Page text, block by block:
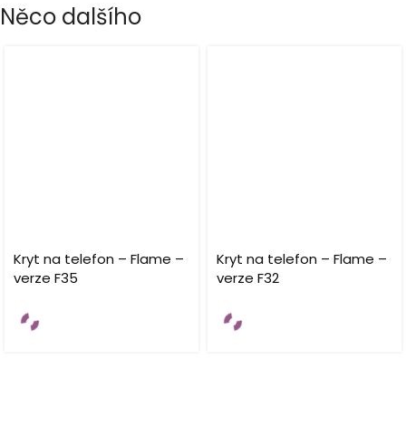
Něco dalšího
Kryt na telefon – Flame –
verze F35
Kryt na telefon – Flame –
verze F32